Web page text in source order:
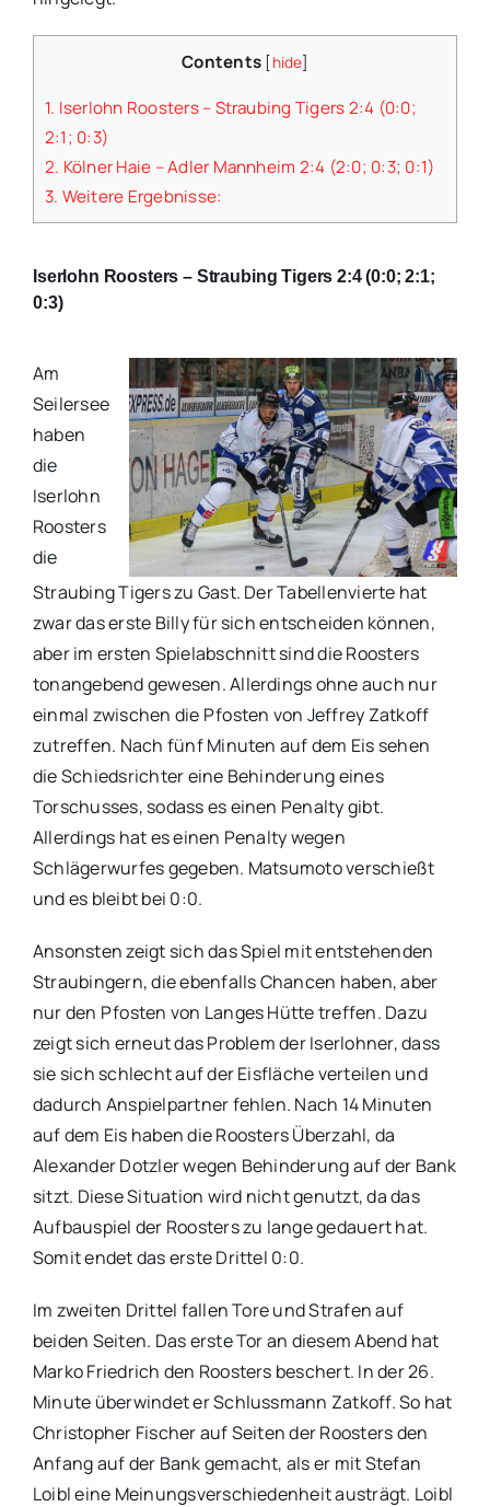
Contents [hide]
1. Iserlohn Roosters – Straubing Tigers 2:4 (0:0;
2:1; 0:3)
2. Kölner Haie – Adler Mannheim 2:4 (2:0; 0:3; 0:1)
3. Weitere Ergebnisse:
Iserlohn Roosters – Straubing Tigers 2:4 (0:0; 2:1;
0:3)
Am
Seilersee
haben
die
Iserlohn
Roosters
die
Straubing Tigers zu Gast. Der Tabellenvierte hat
zwar das erste Billy für sich entscheiden können,
aber im ersten Spielabschnitt sind die Roosters
tonangebend gewesen. Allerdings ohne auch nur
einmal zwischen die Pfosten von Jeffrey Zatkoff
zutreffen. Nach fünf Minuten auf dem Eis sehen
die Schiedsrichter eine Behinderung eines
Torschusses, sodass es einen Penalty gibt.
Allerdings hat es einen Penalty wegen
Schlägerwurfes gegeben. Matsumoto verschießt
und es bleibt bei 0:0.
Ansonsten zeigt sich das Spiel mit entstehenden
Straubingern, die ebenfalls Chancen haben, aber
nur den Pfosten von Langes Hütte treffen. Dazu
zeigt sich erneut das Problem der Iserlohner, dass
sie sich schlecht auf der Eisfläche verteilen und
dadurch Anspielpartner fehlen. Nach 14 Minuten
auf dem Eis haben die Roosters Überzahl, da
Alexander Dotzler wegen Behinderung auf der Bank
sitzt. Diese Situation wird nicht genutzt, da das
Aufbauspiel der Roosters zu lange gedauert hat.
Somit endet das erste Drittel 0:0.
Im zweiten Drittel fallen Tore und Strafen auf
beiden Seiten. Das erste Tor an diesem Abend hat
Marko Friedrich den Roosters beschert. In der 26.
Minute überwindet er Schlussmann Zatkoff. So hat
Christopher Fischer auf Seiten der Roosters den
Anfang auf der Bank gemacht, als er mit Stefan
Loibl eine Meinungsverschiedenheit austrägt. Loibl